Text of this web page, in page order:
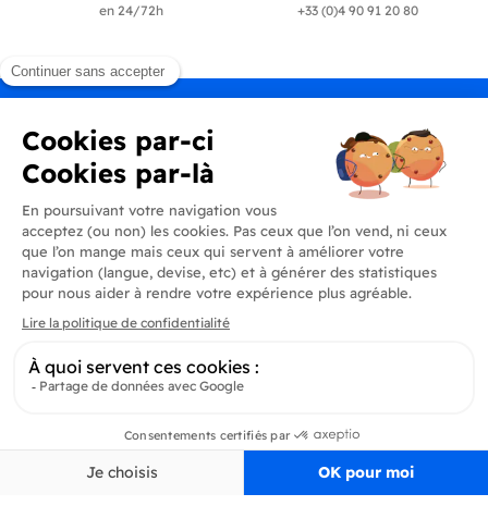
en 24/72h +33 (0)4 90 91 20 80
Produits
En savoir plus